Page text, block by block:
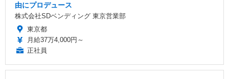
由にプロデュース
株式会社SDベンディング 東京営業部
東京都
月給37万4,000円～
正社員